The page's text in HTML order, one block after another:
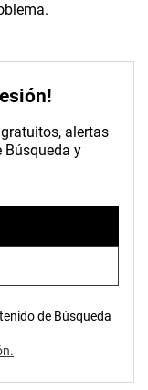
alertas
Búsqueda y
de Búsqueda